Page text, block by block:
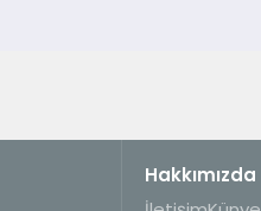
Hakkımızda